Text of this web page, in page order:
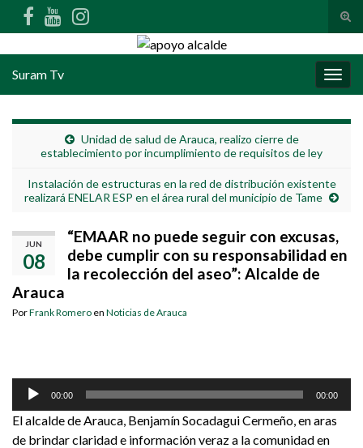
Search for:
Suram Tv
Unidad de salud de Arauca, realizo cierre de
establecimiento por incumplimiento de requisitos de ley
Instalación de estructuras en la red de distribución existente
realizará ENELAR ESP en el área rural del municipio de Tame
JUN
08
“EMAAR no puede seguir con excusas,
debe cumplir con su responsabilidad en
la recolección del aseo”: Alcalde de
Arauca
PorFrank Romero en Noticias de Arauca
Reproductor
audio
00:00 00:00
El alcalde de Arauca, Benjamín Socadagui Cermeño, en aras
de brindar claridad e información veraz a la comunidad en